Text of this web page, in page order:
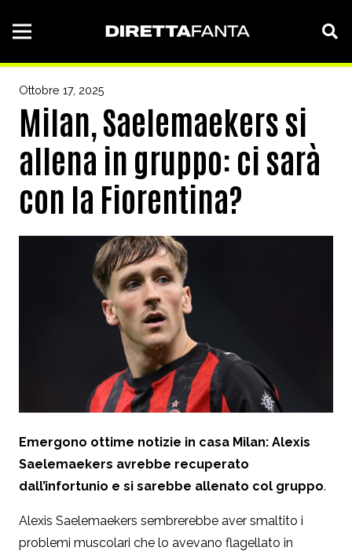
Ottobre 17, 2025
Milan, Saelemaekers si
allena in gruppo: ci sarà
con la Fiorentina?
Emergono ottime notizie in casa Milan: Alexis
Saelemaekers avrebbe recuperato
dall’infortunio e si sarebbe allenato col gruppo.
Alexis Saelemaekers sembrerebbe aver smaltito i
problemi muscolari che lo avevano flagellato in